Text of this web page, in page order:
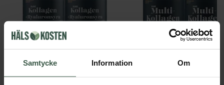
Samtycke Information Om
Marint Kollagen + Hyaluronsyra Ekonomipack 2x120k
Great Essentials